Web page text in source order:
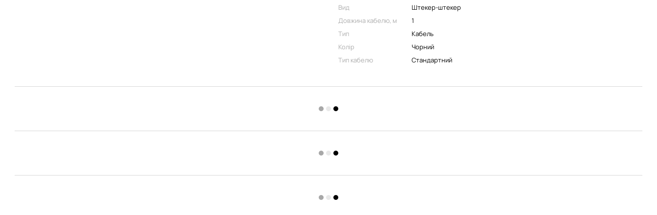
Вид
Штекер-штекер
Довжина кабелю, м
1
Тип
Кабель
Колір
Чорний
Тип кабелю
Стандартний